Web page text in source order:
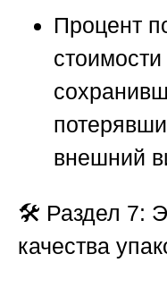
Процент
внешний
🛠️ Раздел 7:
качества